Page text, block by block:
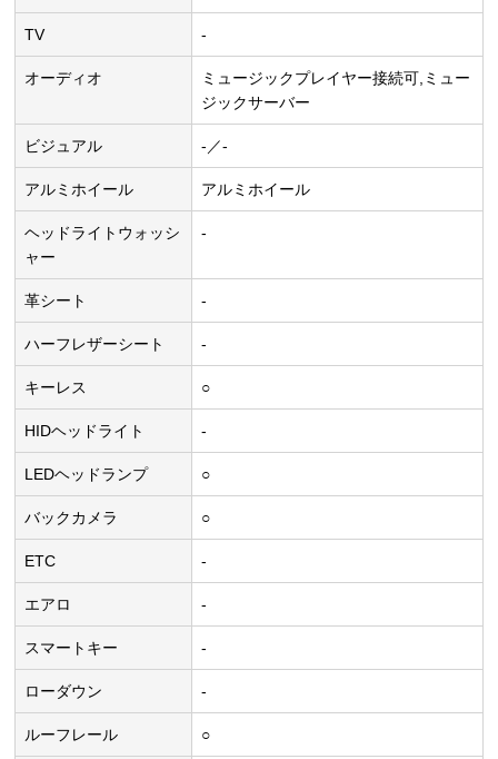
TV -
オーディオ
ミュージックプレイヤー接続可,ミュー
ジックサーバー
ビジュアル -／-
アルミホイール アルミホイール
ヘッドライトウォッシ
ャー
-
革シート -
ハーフレザーシート -
キーレス ○
HIDヘッドライト -
LEDヘッドランプ ○
バックカメラ ○
ETC -
エアロ -
スマートキー -
ローダウン -
ルーフレール ○